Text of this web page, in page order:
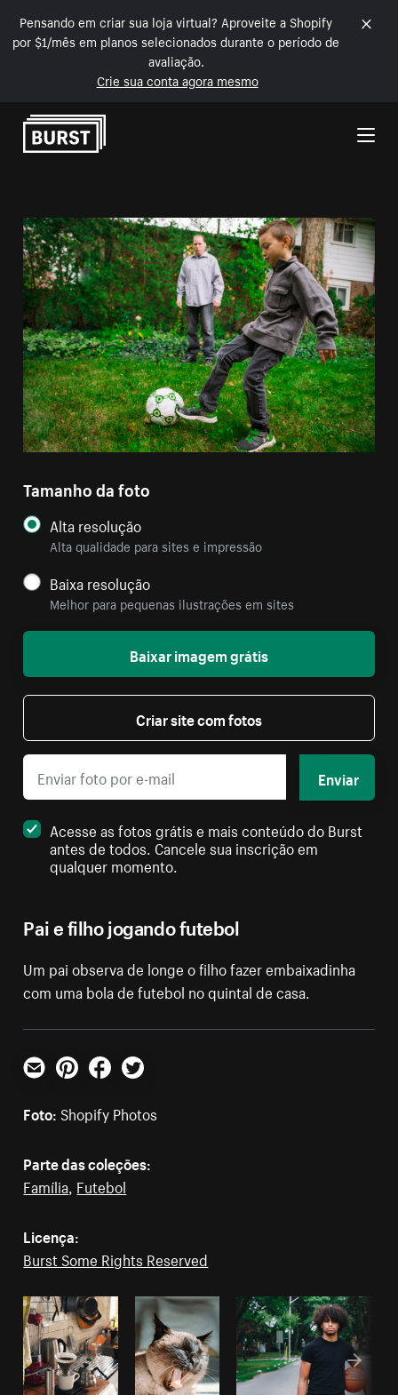
Pensando em criar sua loja virtual? Aproveite a Shopify
por $1/mês em planos selecionados durante o período de
avaliação.
Crie sua conta agora mesmo
Pular para o conteúdo
Pai e filho jogando futebol
Um pai observa de longe o filho fazer embaixadinha
com uma bola de futebol no quintal de casa.
Tamanho da foto
Alta resolução
Alta qualidade para sites e impressão
Baixa resolução
Melhor para pequenas ilustrações em sites
Baixar imagem grátis
Criar site com fotos
Enviar
Acesse as fotos grátis e mais conteúdo do Burst
antes de todos. Cancele sua inscrição em
qualquer momento.
E-mailPinterestFacebookTwitter
Foto: Shopify Photos
Parte das coleções:
Família, Futebol
Licença:
Burst Some Rights Reserved